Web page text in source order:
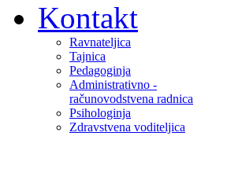
Kontakt
Ravnateljica
Tajnica
Pedagoginja
Administrativno -
računovodstvena radnica
Psihologinja
Zdravstvena voditeljica